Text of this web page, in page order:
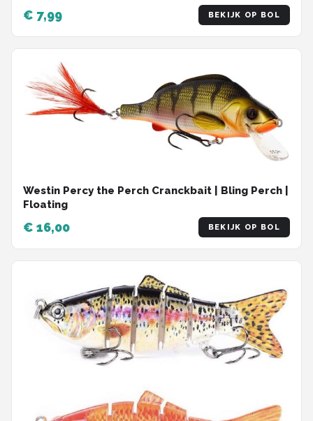
€ 7,99 BEKIJK OP BOL
Westin Percy the Perch Cranckbait | Bling Perch |
Floating
€ 16,00 BEKIJK OP BOL